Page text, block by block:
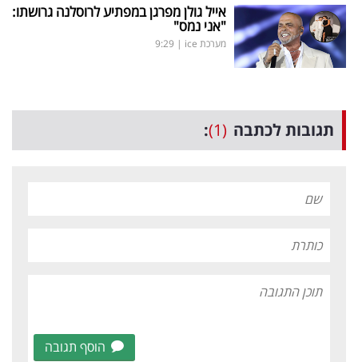
אייל גולן מפרגן במפתיע לרוסלנה גרושתו:
"אני נמס"
מערכת ice |
9:29
תגובות לכתבה (1)
:
הוסף תגובה